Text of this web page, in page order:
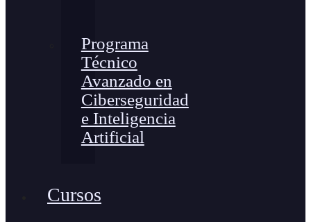
Programa
Técnico
Avanzado en
Ciberseguridad
e Inteligencia
Artificial
Cursos